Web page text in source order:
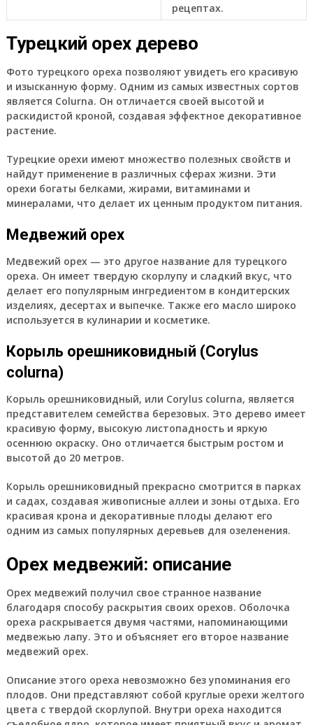
рецептах.
Турецкий орех дерево
Фото турецкого ореха позволяют увидеть его красивую
и изысканную форму. Одним из самых известных сортов
является Colurna. Он отличается своей высотой и
раскидистой кроной, создавая эффектное декоративное
растение.
Турецкие орехи имеют множество полезных свойств и
найдут применение в различных сферах жизни. Эти
орехи богаты белками, жирами, витаминами и
минералами, что делает их ценным продуктом питания.
Медвежий орех
Медвежий орех — это другое название для турецкого
ореха. Он имеет твердую скорлупу и сладкий вкус, что
делает его популярным ингредиентом в кондитерских
изделиях, десертах и выпечке. Также его масло широко
используется в кулинарии и косметике.
Корыль орешниковидный (Corylus
colurna)
Корыль орешниковидный, или Corylus colurna, является
представителем семейства березовых. Это дерево имеет
красивую форму, высокую листопадность и яркую
осеннюю окраску. Оно отличается быстрым ростом и
высотой до 20 метров.
Корыль орешниковидный прекрасно смотрится в парках
и садах, создавая живописные аллеи и зоны отдыха. Его
красивая крона и декоративные плоды делают его
одним из самых популярных деревьев для озеленения.
Орех медвежий: описание
Орех медвежий получил свое странное название
благодаря способу раскрытия своих орехов. Оболочка
ореха раскрывается двумя частями, напоминающими
медвежью лапу. Это и объясняет его второе название
медвежий орех.
Описание этого ореха невозможно без упоминания его
плодов. Они представляют собой круглые орехи желтого
цвета с твердой скорлупой. Внутри ореха находится